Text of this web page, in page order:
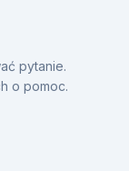
pytanie.
o pomoc.